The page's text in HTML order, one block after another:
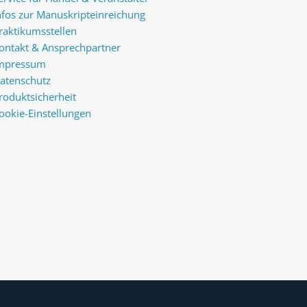
zur Manuskripteinreichung
& Ansprechpartner
Einstellungen